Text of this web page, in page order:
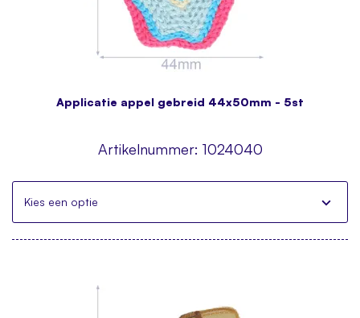
Applicatie appel gebreid 44x50mm - 5st
Artikelnummer: 1024040
Kies een optie